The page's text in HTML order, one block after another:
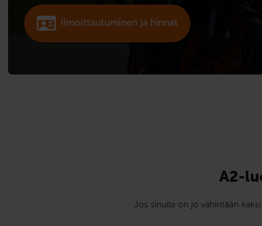
Ilmoittautuminen ja hinnat
A2-
Jos sinulla on jo vähintään